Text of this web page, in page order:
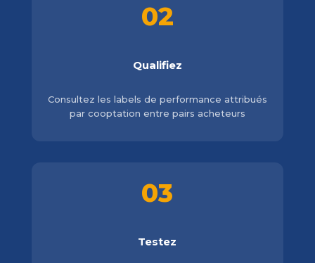
02
Qualifiez
Consultez les labels de performance attribués
par cooptation entre pairs acheteurs
03
Testez